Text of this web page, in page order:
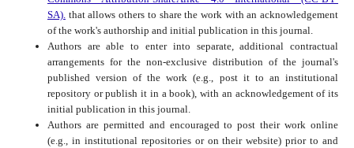
SA).that allows others to share the work with an acknowledgement
of the work's authorship and initial publication in this journal.
Authors are able to enter into separate, additional contractual
arrangements for the non-exclusive distribution of the journal's
published version of the work (e.g., post it to an institutional
repository or publish it in a book), with an acknowledgement of its
initial publication in this journal.
Authors are permitted and encouraged to post their work online
(e.g., in institutional repositories or on their website) prior to and